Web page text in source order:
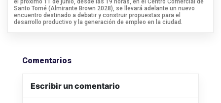
el próximo 11 de junio, desde las 19 horas, en el Centro Comercial de
Santo Tomé (Almirante Brown 2028), se llevará adelante un nuevo
encuentro destinado a debatir y construir propuestas para el
desarrollo productivo y la generación de empleo en la ciudad.
Comentarios
Escribir un comentario